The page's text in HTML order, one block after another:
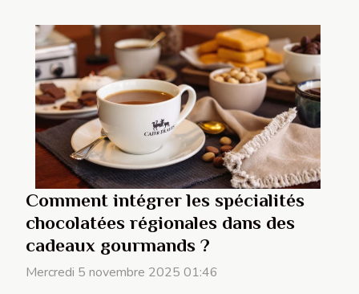
Comment intégrer les spécialités
chocolatées régionales dans des
cadeaux gourmands ?
Mercredi 5 novembre 2025 01:46